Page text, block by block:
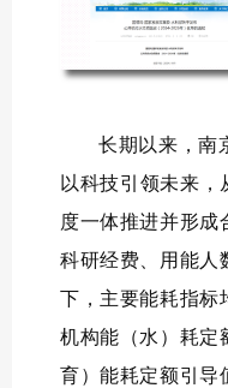
长期以来，南
以科技引领未来，
度一体推进并形成
科研经费、用能人
下，主要能耗指标
机构能（水）耗定
育）能耗定额引导